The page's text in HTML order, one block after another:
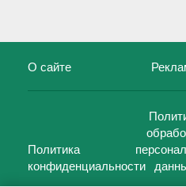
О сайте
Политика
конфиденциальности